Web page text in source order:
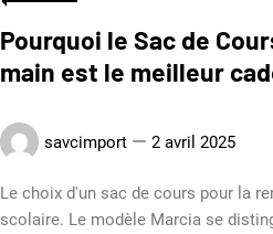
Pourquoi le Sac de
main est le meilleur
savcimport 2 avril 2025
Le choix d'un sac de cours pour la
scolaire. Le modèle Marcia se